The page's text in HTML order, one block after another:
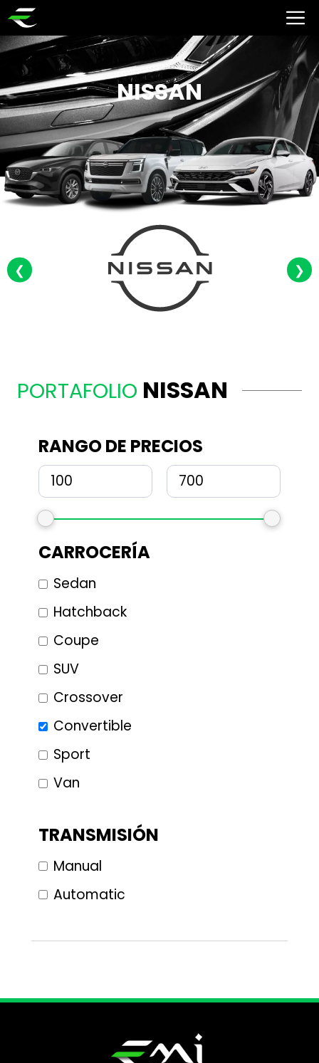
NISSAN
❮ ❯
PORTAFOLIO NISSAN
RANGO DE PRECIOS
CARROCERÍA
Sedan
Hatchback
Coupe
SUV
Crossover
Convertible
Sport
Van
TRANSMISIÓN
Manual
Automatic